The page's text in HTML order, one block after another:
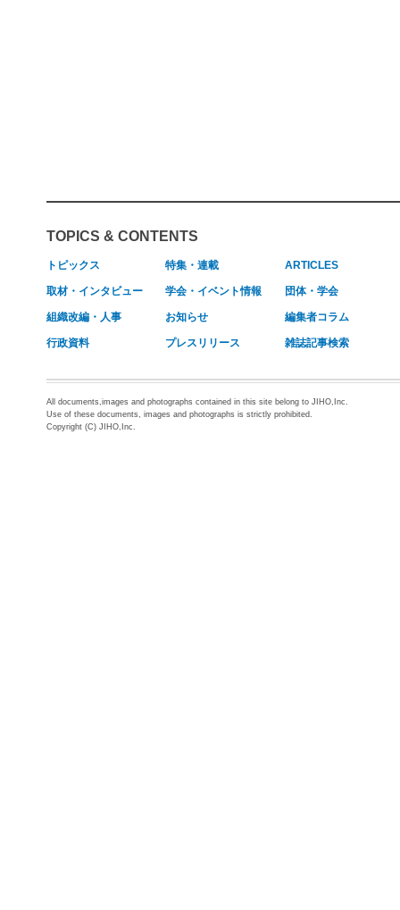
TOPICS & CONTENTS
トピックス 特集・連載 ARTICLES
取材・インタビュー 学会・イベント情報 団体・学会
組織改編・人事 お知らせ 編集者コラム
行政資料 プレスリリース 雑誌記事検索
All documents,images and photographs contained in this site belong to JIHO,Inc.
Use of these documents, images and photographs is strictly prohibited.
Copyright (C) JIHO,Inc.